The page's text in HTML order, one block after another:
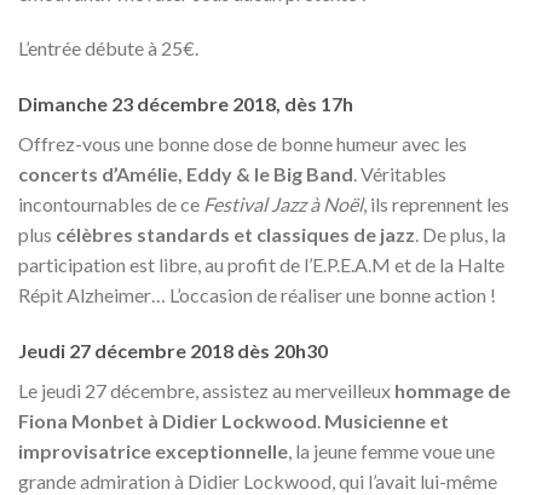
L’entrée débute à 25€.
Dimanche 23 décembre 2018, dès 17h
Offrez-vous une bonne dose de bonne humeur avec les
concerts d’Amélie, Eddy & le Big Band. Véritables
incontournables de ce Festival Jazz à Noël, ils reprennent les
plus célèbres standards et classiques de jazz. De plus, la
participation est libre, au profit de l’E.P.E.A.M et de la Halte
Répit Alzheimer… L’occasion de réaliser une bonne action !
Jeudi 27 décembre 2018 dès 20h30
Le jeudi 27 décembre, assistez au merveilleux hommage de
Fiona Monbet à Didier Lockwood. Musicienne et
improvisatrice exceptionnelle, la jeune femme voue une
grande admiration à Didier Lockwood, qui l’avait lui-même